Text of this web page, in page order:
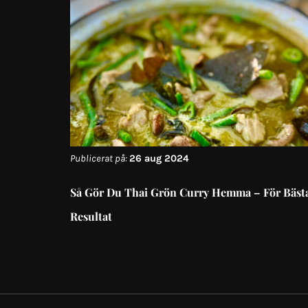
Publicerat på:26 aug 2024
Så Gör Du Thai Grön Curry Hemma – För
Resultat